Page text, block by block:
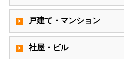
戸建て・マンション
社屋・ビル